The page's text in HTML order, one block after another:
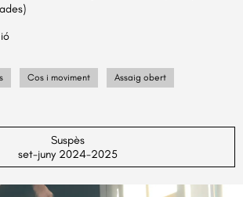
Cos i moviment Assaig obert
Suspès
set-juny 2024-2025